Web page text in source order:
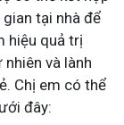
tại nhà để
hiệu quả trị
và lành
Chị em có thể
đây: